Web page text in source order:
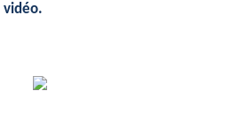
vidéo.